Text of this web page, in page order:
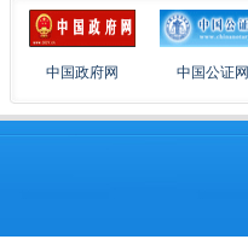
中国政府网 中国公证网